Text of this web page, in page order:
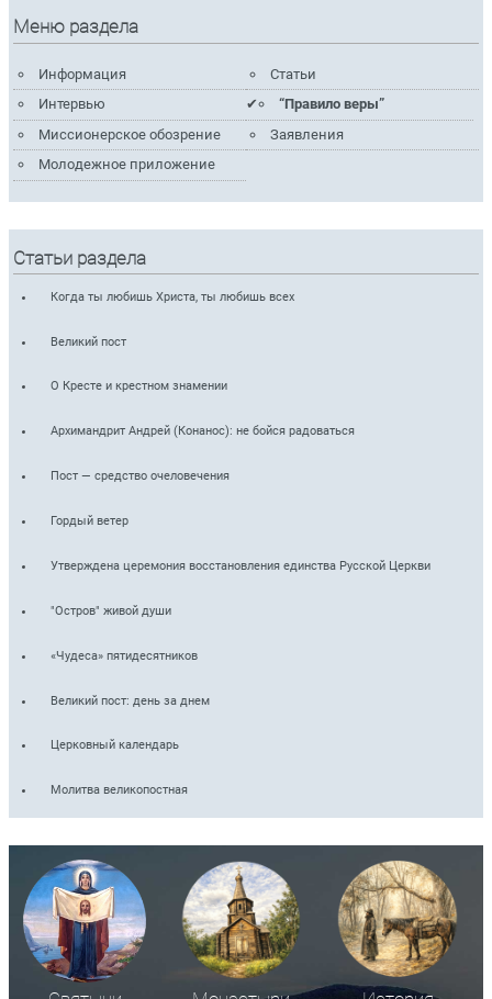
Меню раздела
Информация
Статьи
Интервью
“Правило веры”
Миссионерское обозрение
Заявления
Молодежное приложение
Статьи раздела
Когда ты любишь Христа, ты любишь всех
Великий пост
О Кресте и крестном знамении
Архимандрит Андрей (Конанос): не бойся радоваться
Пост — средство очеловечения
Гордый ветер
Утверждена церемония восстановления единства Русской Церкви
"Остров" живой души
«Чудеса» пятидесятников
Великий пост: день за днем
Церковный календарь
Молитва великопостная